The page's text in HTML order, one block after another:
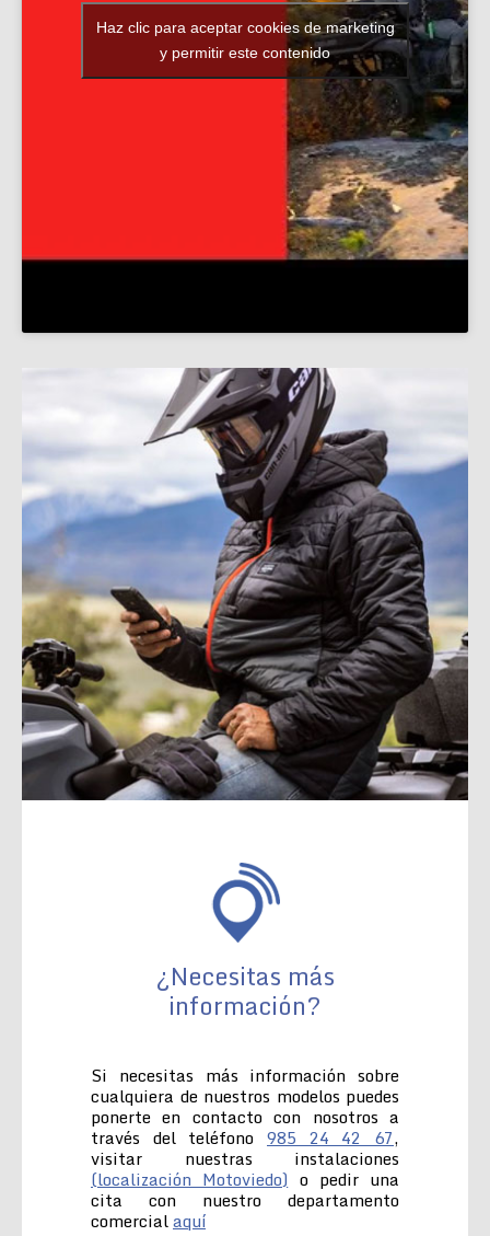
Haz clic para aceptar cookies de marketing
y permitir este contenido
¿Necesitas más
información?
Si necesitas más información sobre
cualquiera de nuestros modelos puedes
ponerte en contacto con nosotros a
través del teléfono 985 24 42 67,
visitar nuestras instalaciones
(localización Motoviedo) o pedir una
cita con nuestro departamento
comercialaquí